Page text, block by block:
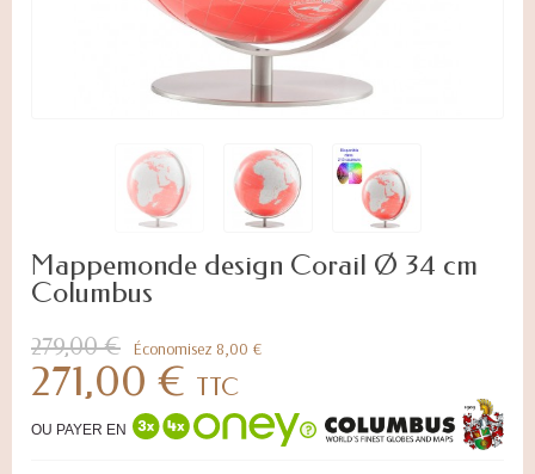
Mappemonde design Corail Ø 34 cm
Columbus
279,00 € Économisez 8,00 €
271,00 € TTC
OU PAYER EN